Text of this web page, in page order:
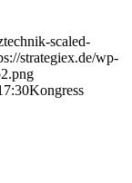
scaled-
strategiex.de/wp-
Kongress